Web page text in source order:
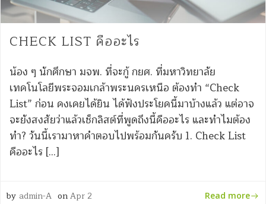
CHECK LIST คืออะไร
น้อง ๆ นักศึกษา มจพ. ที่จะกู้ กยศ. ที่มหาวิทยาลัย
เทคโนโลยีพระจอมเกล้าพระนครเหนือ ต้องทำ “Check
List” ก่อน คงเคยได้ยิน ได้ฟังประโยคนี้มาบ้างแล้ว แต่อาจ
จะยังสงสัยว่าแล้วเช็กลิสต์ที่พูดถึงนี้คืออะไร และทำไมต้อง
ทำ? วันนี้เรามาหาคำตอบไปพร้อมกันครับ 1. Check List
คืออะไร […]
by admin-A onApr 2 Read more